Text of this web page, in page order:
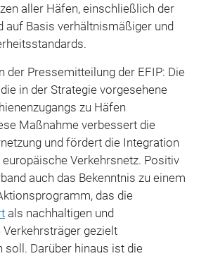
aller Häfen, einschließlich der
auf Basis verhältnismäßiger und
der Pressemitteilung der EFIP: Die
in der Strategie vorgesehene
zu Häfen
Maßnahme verbessert die
und fördert die Integration
Verkehrsnetz. Positiv
auch das Bekenntnis zu einem
das die
als nachhaltigen und
gezielt
Darüber hinaus ist die